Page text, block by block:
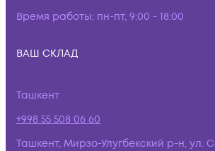
Время работы: пн-пт, 9:00 - 18:00
ВАШ СКЛАД
Ташкент
+998 55 508 06 60
Ташкент, Мирзо-Улугбекский р-н, ул.